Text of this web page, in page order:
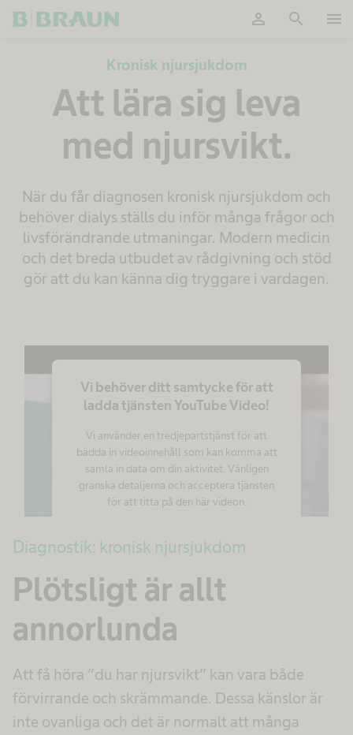
person search menu
Kronisk njursjukdom
Att lära sig leva
med njursvikt.
När du får diagnosen kronisk njursjukdom och
behöver dialys ställs du inför många frågor och
livsförändrande utmaningar. Modern medicin
och det breda utbudet av rådgivning och stöd
gör att du kan känna dig tryggare i vardagen.
Diagnostik: kronisk njursjukdom
Plötsligt är allt
annorlunda
Att få höra ”du har njursvikt” kan vara både
förvirrande och skrämmande. Dessa känslor är
inte ovanliga och det är normalt att många
Vi behöver ditt samtycke för att
ladda tjänsten YouTube Video!
Vi använder en tredjepartstjänst för att
bädda in videoinnehåll som kan komma att
samla in data om din aktivitet. Vänligen
granska detaljerna och acceptera tjänsten
för att titta på den här videon.
Mer information
Godkänn
powered by
Usercentrics Consent
Management Platform